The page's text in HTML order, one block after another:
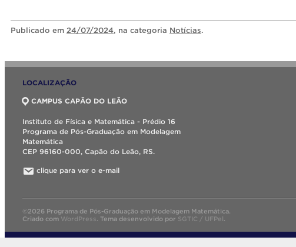
Publicado em 24/07/2024, na categoria Notícias.
LOCALIZAÇÃO
CAMPUS CAPÃO DO LEÃO
Instituto de Física e Matemática - Prédio 16
Programa de Pós-Graduação em Modelagem
Matemática
CEP 96160-000, Capão do Leão, RS.
clique para ver o e-mail
©2026 Programa de Pós-Graduação em Modelagem Matemática.
Criado com WordPress. Tema desenvolvido por SGTIC / UFPel.